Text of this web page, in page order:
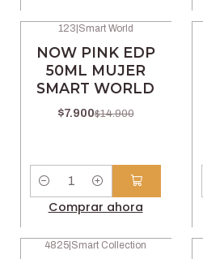
123 Smart World
NOW PINK EDP
50ML MUJER
SMART WORLD
$7.900$14.900
Cantidad
Comprar ahora
4825|Smart Collection